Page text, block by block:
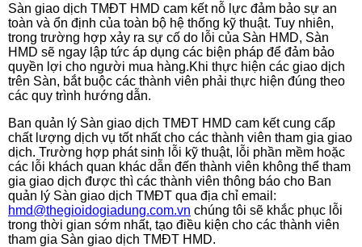
Sàn giao dịch TMĐT HMD cam kết nỗ lực đảm bảo sự an
toàn và ổn định của toàn bộ hệ thống kỹ thuật. Tuy nhiên,
trong trường hợp xảy ra sự cố do lỗi của Sàn HMD, Sàn
HMD sẽ ngay lập tức áp dụng các biện pháp để đảm bảo
quyền lợi cho người mua hàng.Khi thực hiện các giao dịch
trên Sàn, bắt buộc các thành viên phải thực hiện đúng theo
các quy trình hướng dẫn.
Ban quản lý Sàn giao dịch TMĐT HMD cam kết cung cấp
chất lượng dịch vụ tốt nhất cho các thành viên tham gia giao
dịch. Trường hợp phát sinh lỗi kỹ thuật, lỗi phần mềm hoặc
các lỗi khách quan khác dẫn đến thành viên không thể tham
gia giao dịch được thì các thành viên thông báo cho Ban
quản lý Sàn giao dịch TMĐT qua địa chỉ email:
hmd@thegioidogiadung.com.vn chúng tôi sẽ khắc phục lỗi
trong thời gian sớm nhất, tạo điều kiện cho các thành viên
tham gia Sàn giao dịch TMĐT HMD.